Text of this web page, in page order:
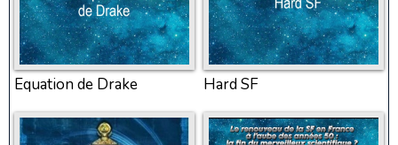
Equation de Drake Hard SF